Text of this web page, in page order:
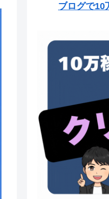
ブログで10